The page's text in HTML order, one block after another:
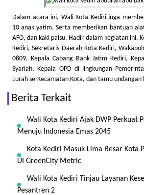
Dalam acara ini, Wali Kota Kediri juga
10 anak yatim. Serta memberikan bantuan
AFO, dan kaki palsu. Hadir dalam kegiatan ini,
Kediri, Sekretaris Daerah Kota Kediri,
0809, Kepala Cabang Bank Jatim Kediri,
Syariah, Kepala OPD di lingkungan
Lurah se-Kecamatan Kota, dan tamu undangan
Berita Terkait
Wali Kota Kediri Ajak DWP Perkuat
Menuju Indonesia Emas 2045
Kota Kediri Masuk Lima Besar Kota
UI GreenCity Metric
Wali Kota Kediri Tinjau Layanan
Pesantren 2